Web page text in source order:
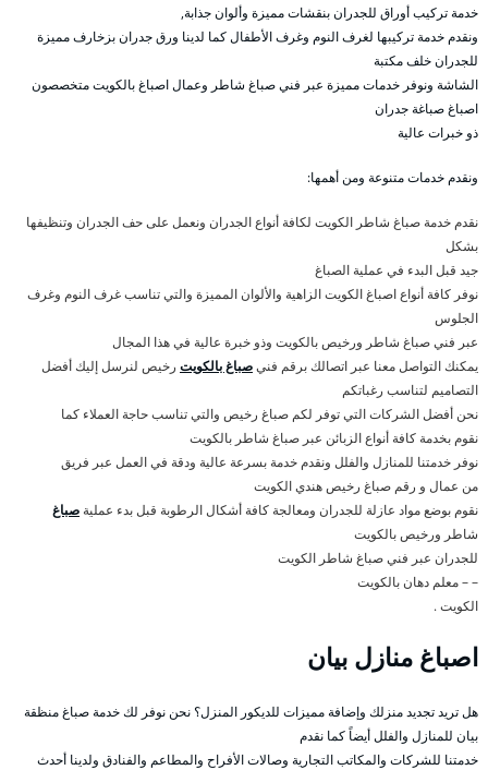
خدمة تركيب أوراق للجدران بنقشات مميزة وألوان جذابة,
ونقدم خدمة تركيبها لغرف النوم وغرف الأطفال كما لدينا ورق جدران بزخارف مميزة
للجدران خلف مكتبة
الشاشة ونوفر خدمات مميزة عبر فني صباغ شاطر وعمال اصباغ بالكويت متخصصون
اصباغ صباغة جدران
ذو خبرات عالية
ونقدم خدمات متنوعة ومن أهمها:
نقدم خدمة صباغ شاطر الكويت لكافة أنواع الجدران ونعمل على حف الجدران وتنظيفها
بشكل
جيد قبل البدء في عملية الصباغ
نوفر كافة أنواع اصباغ الكويت الزاهية والألوان المميزة والتي تناسب غرف النوم وغرف
الجلوس
عبر فني صباغ شاطر ورخيص بالكويت وذو خبرة عالية في هذا المجال
يمكنك التواصل معنا عبر اتصالك برقم فنيصباغ بالكويت رخيص لنرسل إليك أفضل
التصاميم لتناسب رغباتكم
نحن أفضل الشركات التي توفر لكم صباغ رخيص والتي تناسب حاجة العملاء كما
نقوم بخدمة كافة أنواع الزبائن عبر صباغ شاطر بالكويت
نوفر خدمتنا للمنازل والفلل ونقدم خدمة بسرعة عالية ودقة في العمل عبر فريق
من عمال و رقم صباغ رخيص هندي الكويت
نقوم بوضع مواد عازلة للجدران ومعالجة كافة أشكال الرطوبة قبل بدء عملية صباغ
شاطر ورخيص بالكويت
للجدران عبر فني صباغ شاطر الكويت
– – معلم دهان بالكويت
الكويت .
اصباغ منازل بيان
هل تريد تجديد منزلك وإضافة مميزات للديكور المنزل؟ نحن نوفر لك خدمة صباغ منظقة
بيان للمنازل والفلل أيضاً كما نقدم
خدمتنا للشركات والمكاتب التجارية وصالات الأفراح والمطاعم والفنادق ولدينا أحدث